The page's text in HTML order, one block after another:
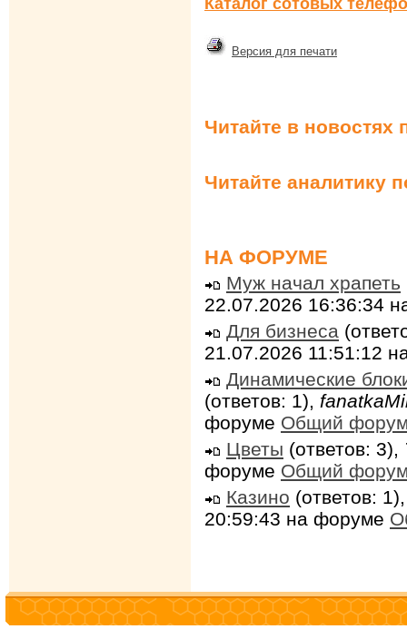
Каталог сотовых
Версия для печати
Читайте в новостях
Читайте аналитику
НА ФОРУМЕ
Муж начал храпеть
22.07.2026 16:36:34
Для бизнеса
21.07.2026 11:51:12
Динамические
(ответов: 1),
форуме Общий
Цветы (ответов: 3),
форуме Общий
Казино (ответов:
20:59:43 на форуме